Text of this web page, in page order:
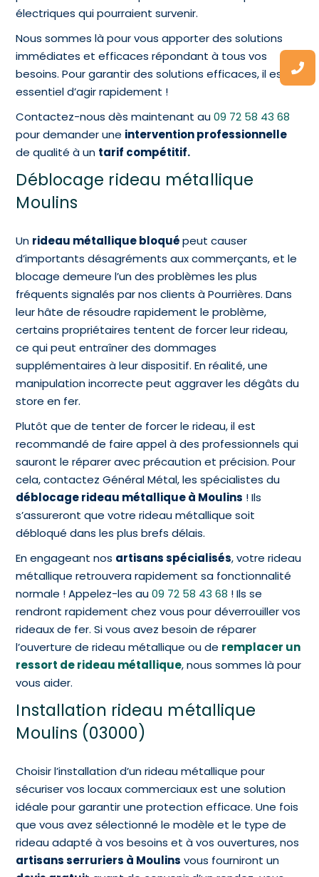
électriques qui pourraient survenir.
Nous sommes là pour vous apporter des solutions
immédiates et efficaces répondant à tous vos
besoins. Pour garantir des solutions efficaces, il est
essentiel d’agir rapidement !
Contactez-nous dès maintenant au09 72 58 43 68
pour demander une intervention professionnelle
de qualité à un tarif compétitif.
Déblocage rideau métallique
Moulins
Un rideau métallique bloquépeut causer
d’importants désagréments aux commerçants, et le
blocage demeure l’un des problèmes les plus
fréquents signalés par nos clients à Pourrières. Dans
leur hâte de résoudre rapidement le problème,
certains propriétaires tentent de forcer leur rideau,
ce qui peut entraîner des dommages
supplémentaires à leur dispositif. En réalité, une
manipulation incorrecte peut aggraver les dégâts du
store en fer.
Plutôt que de tenter de forcer le rideau, il est
recommandé de faire appel à des professionnels qui
sauront le réparer avec précaution et précision. Pour
cela, contactez Général Métal, les spécialistes du
déblocage rideau métallique à Moulins ! Ils
s’assureront que votre rideau métallique soit
débloqué dans les plus brefs délais.
En engageant nos artisans spécialisés, votre rideau
métallique retrouvera rapidement sa fonctionnalité
normale ! Appelez-les au09 72 58 43 68 ! Ils se
rendront rapidement chez vous pour déverrouiller vos
rideaux de fer. Si vous avez besoin de réparer
l’ouverture de rideau métallique ou de remplacer un
ressort de rideau métallique, nous sommes là pour
vous aider.
Installation rideau métallique
Moulins (03000)
Choisir l’installation d’un rideau métallique pour
sécuriser vos locaux commerciaux est une solution
idéale pour garantir une protection efficace. Une fois
que vous avez sélectionné le modèle et le type de
rideau adapté à vos besoins et à vos ouvertures, nos
artisans serruriers à Moulins vous fourniront un